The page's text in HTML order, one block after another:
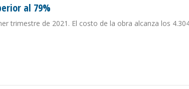
al 79%
trimestre de 2021. El costo de la obra alcanza los